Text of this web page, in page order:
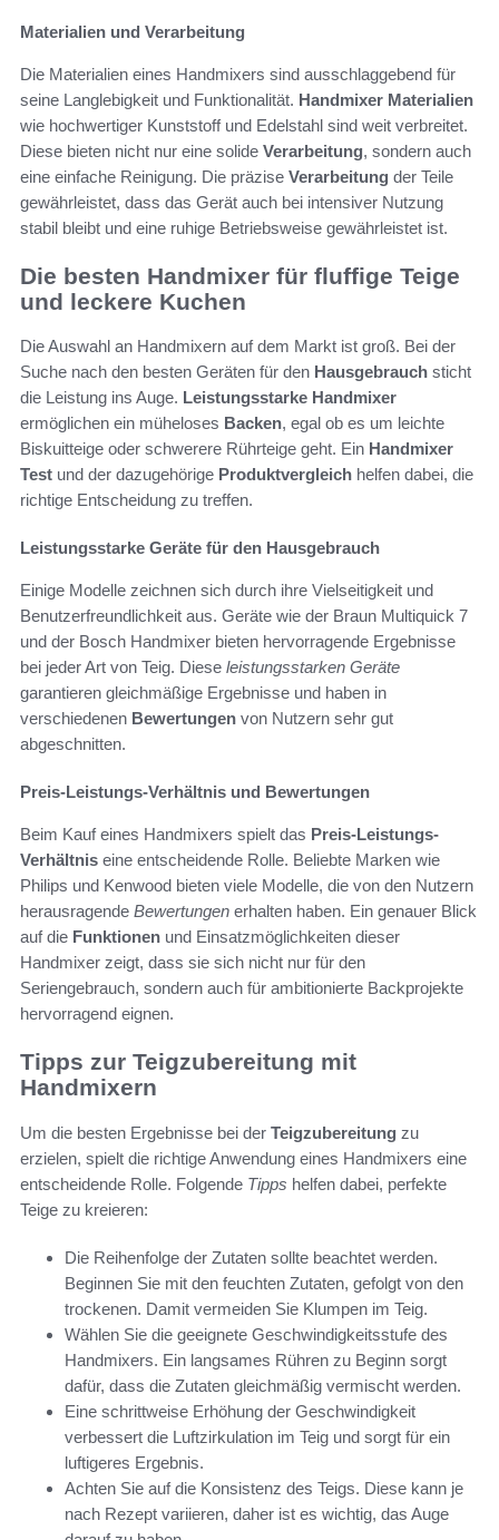
Materialien und Verarbeitung
Die Materialien eines Handmixers sind ausschlaggebend für
seine Langlebigkeit und Funktionalität. Handmixer Materialien
wie hochwertiger Kunststoff und Edelstahl sind weit verbreitet.
Diese bieten nicht nur eine solide Verarbeitung, sondern auch
eine einfache Reinigung. Die präzise Verarbeitung der Teile
gewährleistet, dass das Gerät auch bei intensiver Nutzung
stabil bleibt und eine ruhige Betriebsweise gewährleistet ist.
Die besten Handmixer für fluffige Teige
und leckere Kuchen
Die Auswahl an Handmixern auf dem Markt ist groß. Bei der
Suche nach den besten Geräten für den Hausgebrauch sticht
die Leistung ins Auge. Leistungsstarke Handmixer
ermöglichen ein müheloses Backen, egal ob es um leichte
Biskuitteige oder schwerere Rührteige geht. Ein Handmixer
Test und der dazugehörige Produktvergleich helfen dabei, die
richtige Entscheidung zu treffen.
Leistungsstarke Geräte für den Hausgebrauch
Einige Modelle zeichnen sich durch ihre Vielseitigkeit und
Benutzerfreundlichkeit aus. Geräte wie der Braun Multiquick 7
und der Bosch Handmixer bieten hervorragende Ergebnisse
bei jeder Art von Teig. Diese leistungsstarken Geräte
garantieren gleichmäßige Ergebnisse und haben in
verschiedenen Bewertungen von Nutzern sehr gut
abgeschnitten.
Preis-Leistungs-Verhältnis und Bewertungen
Beim Kauf eines Handmixers spielt das Preis-Leistungs-
Verhältnis eine entscheidende Rolle. Beliebte Marken wie
Philips und Kenwood bieten viele Modelle, die von den Nutzern
herausragende Bewertungen erhalten haben. Ein genauer Blick
auf die Funktionen und Einsatzmöglichkeiten dieser
Handmixer zeigt, dass sie sich nicht nur für den
Seriengebrauch, sondern auch für ambitionierte Backprojekte
hervorragend eignen.
Tipps zur Teigzubereitung mit
Handmixern
Um die besten Ergebnisse bei der Teigzubereitung zu
erzielen, spielt die richtige Anwendung eines Handmixers eine
entscheidende Rolle. Folgende Tipps helfen dabei, perfekte
Teige zu kreieren:
Die Reihenfolge der Zutaten sollte beachtet werden.
Beginnen Sie mit den feuchten Zutaten, gefolgt von den
trockenen. Damit vermeiden Sie Klumpen im Teig.
Wählen Sie die geeignete Geschwindigkeitsstufe des
Handmixers. Ein langsames Rühren zu Beginn sorgt
dafür, dass die Zutaten gleichmäßig vermischt werden.
Eine schrittweise Erhöhung der Geschwindigkeit
verbessert die Luftzirkulation im Teig und sorgt für ein
luftigeres Ergebnis.
Achten Sie auf die Konsistenz des Teigs. Diese kann je
nach Rezept variieren, daher ist es wichtig, das Auge